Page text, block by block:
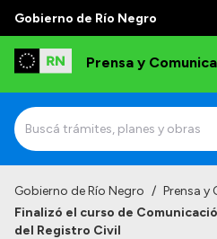
Gobierno de Río Negro
Prensa y
Institucional
Gobierno de Río Negro / Prensa y
Finalizó el curso de
del Registro Civil